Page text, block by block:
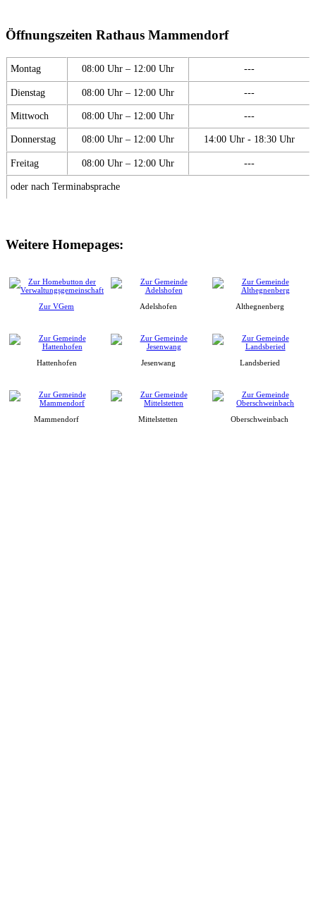
Öffnungszeiten Rathaus Mammendorf
Montag 08:00 Uhr – 12:00 Uhr ---
Dienstag 08:00 Uhr – 12:00 Uhr ---
Mittwoch 08:00 Uhr – 12:00 Uhr ---
Donnerstag 08:00 Uhr – 12:00 Uhr 14:00 Uhr - 18:30 Uhr
Freitag 08:00 Uhr – 12:00 Uhr ---
oder nach Terminabsprache
Weitere Homepages:
Zur VGem Adelshofen Althegnenberg
Hattenhofen Jesenwang Landsberied
Mammendorf Mittelstetten Oberschweinbach